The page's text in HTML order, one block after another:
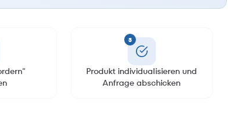
3
Produkt individualisieren und
Anfrage abschicken